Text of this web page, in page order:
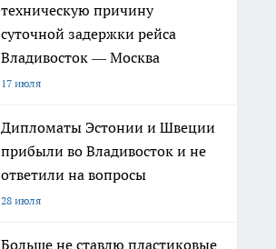
техническую причину
суточной задержки рейса
Владивосток — Москва
17 июля
Дипломаты Эстонии и Швеции
прибыли во Владивосток и не
ответили на вопросы
28 июля
Больше не ставлю пластиковые